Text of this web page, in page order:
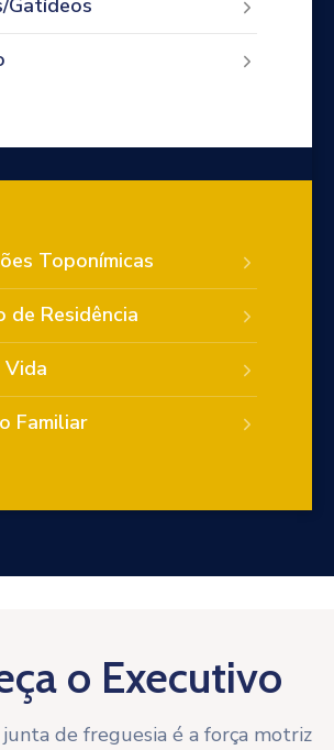
Gatídeos
Toponímicas
Residência
Vida
Familiar
o Executivo
de freguesia é a força motriz